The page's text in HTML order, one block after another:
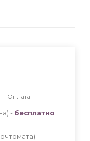
Оплата
- бесплатно